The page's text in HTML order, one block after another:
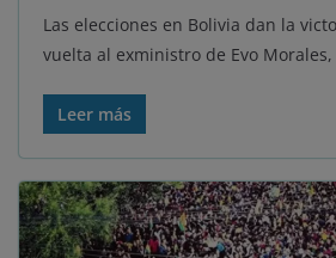
Las elecciones en Bolivia dan la
vuelta al exministro de Evo
Leer más